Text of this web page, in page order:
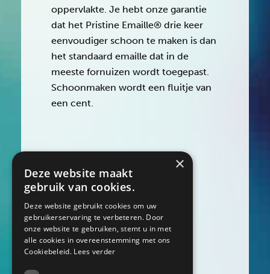
oppervlakte. Je hebt onze garantie
dat het Pristine Emaille® drie keer
eenvoudiger schoon te maken is dan
het standaard emaille dat in de
meeste fornuizen wordt toegepast.
Schoonmaken wordt een fluitje van
een cent.
TERUG NAAR
×
Deze website maakt
gebruik van cookies.
Deze website gebruikt cookies om uw
gebruikerservaring te verbeteren. Door
onze website te gebruiken, stemt u in met
alle cookies in overeenstemming met ons
Cookiebeleid. Lees verder